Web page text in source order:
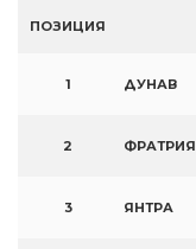
ПОЗИЦИЯ
1 ДУНАВ
2 ФРАТРИЯ
3 ЯНТРА